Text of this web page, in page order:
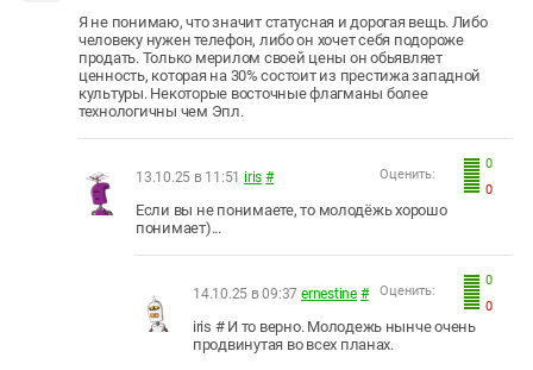
Я не понимаю, что значит статусная и дорогая вещь. Либо
человеку нужен телефон, либо он хочет себя подороже
продать. Только мерилом своей цены он обьявляет
ценность, которая на 30% состоит из престижа западной
культуры. Некоторые восточные флагманы более
технологичны чем Эпл.
0
0
Оценить:
13.10.25 в 11:51 iris #
Если вы не понимаете, то молодёжь хорошо
понимает)...
0
0
Оценить:
14.10.25 в 09:37 ernestine #
iris # И то верно. Молодежь нынче очень
продвинутая во всех планах.